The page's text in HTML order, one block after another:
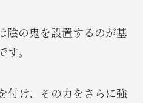
陰の鬼を設置するのが基
す。
付け、その力をさらに強